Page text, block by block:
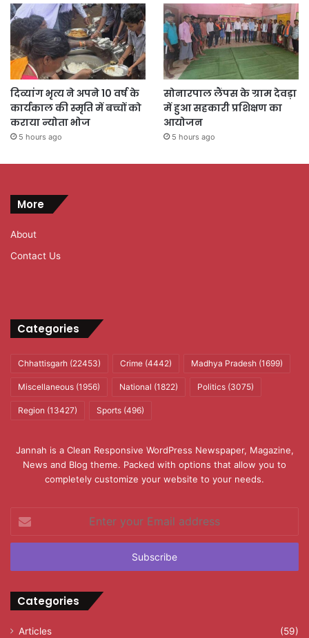
दिव्यांग भृत्य ने अपने 10 वर्ष के
कार्यकाल की स्मृति में बच्चों को
कराया न्योता भोज
5 hours ago
सोनारपाल लैंपस के ग्राम देवड़ा
में हुआ सहकारी प्रशिक्षण का
आयोजन
5 hours ago
More
About
Contact Us
Categories
Chhattisgarh (22453) Crime (4442) Madhya Pradesh (1699)
Miscellaneous (1956) National (1822) Politics (3075)
Region (13427) Sports (496)
Jannah is a Clean Responsive WordPress Newspaper, Magazine,
News and Blog theme. Packed with options that allow you to
completely customize your website to your needs.
your
Email
Categories
Articles (59)